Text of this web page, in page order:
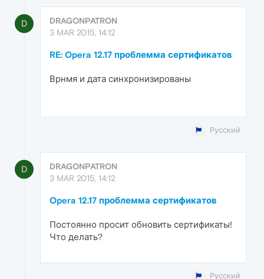
D
DRAGONPATRON
3 MAR 2015, 14:12
RE: Opera 12.17 проблемма сертификатов
Врнмя и дата синхронизированы
Русский
D
DRAGONPATRON
3 MAR 2015, 14:12
Opera 12.17 проблемма сертификатов
Постоянно просит обновить сертификаты!
Что делать?
Русский